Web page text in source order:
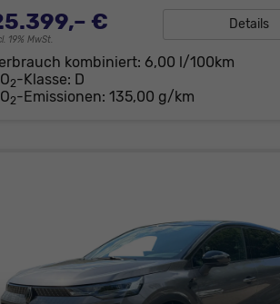
€
19% MwSt.
Details
kombiniert: 6,00 l/100km
2-Klasse: D
2-Emissionen: 135,00 g/km